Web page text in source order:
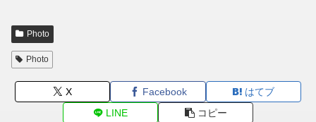
Photo
Photo
X Facebook
はてブ
LINE
コピー